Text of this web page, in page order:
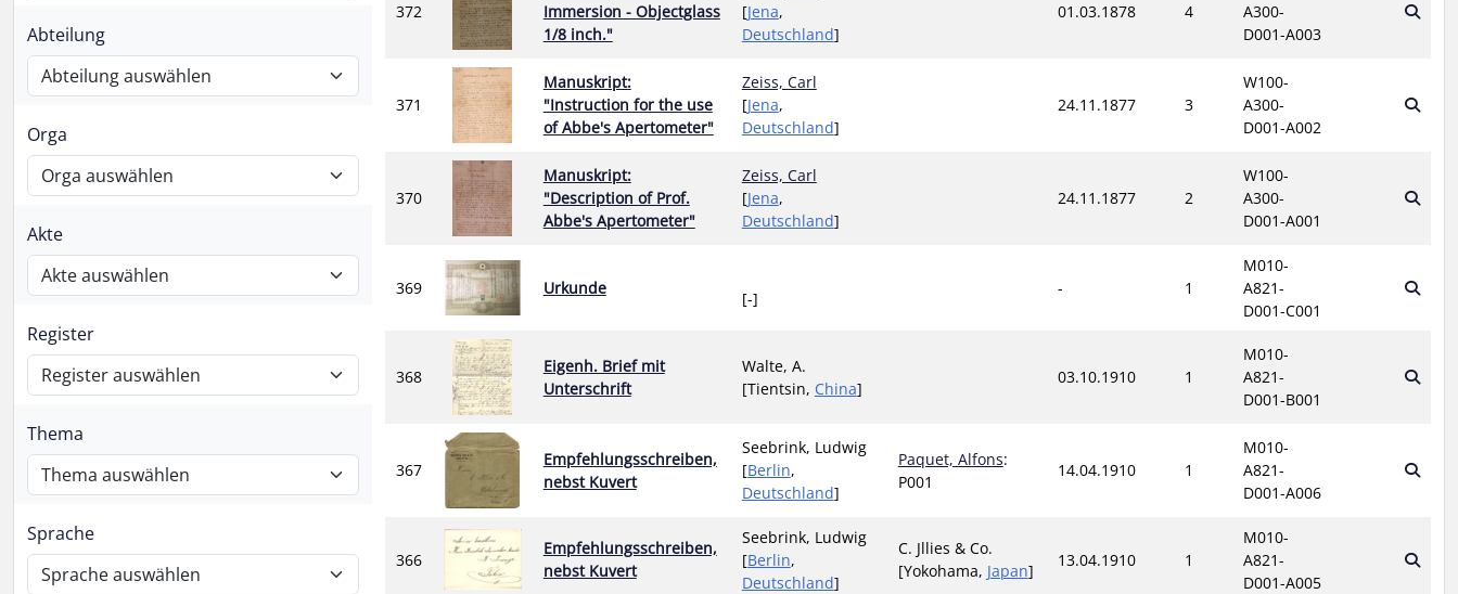
Abteilung
Orga
Akte
Register
Thema
Sprache
372
Immersion - Objectglass
1/8 inch."
[Jena,
Deutschland]
01.03.1878 4
A300-
D001-A003
371
Manuskript:
"Instruction for the use
of Abbe's Apertometer"
Zeiss, Carl
[Jena,
Deutschland]
24.11.1877 3
W100-
A300-
D001-A002
370
Manuskript:
"Description of Prof.
Abbe's Apertometer"
Zeiss, Carl
[Jena,
Deutschland]
24.11.1877 2
W100-
A300-
D001-A001
369 Urkunde
[-]
- 1
M010-
A821-
D001-C001
368
Eigenh. Brief mit
Unterschrift
Walte, A.
[Tientsin, China]
03.10.1910 1
M010-
A821-
D001-B001
367
Empfehlungsschreiben,
nebst Kuvert
Seebrink, Ludwig
[Berlin,
Deutschland]
Paquet, Alfons:
P001
14.04.1910 1
M010-
A821-
D001-A006
366
Empfehlungsschreiben,
nebst Kuvert
Seebrink, Ludwig
[Berlin,
Deutschland]
C. Jllies & Co.
[Yokohama, Japan]
13.04.1910 1
M010-
A821-
D001-A005